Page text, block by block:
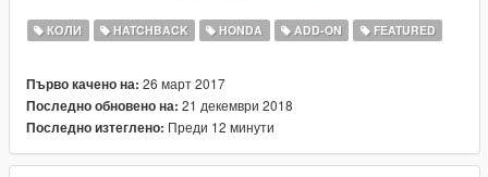
- Support Paintjobs
- Template
=Rims Pack=
More liveries:
[Itasha]めぐみん仕様
КОЛИ HATCHBACK HONDA ADD-ON FEATURED
Първо качено на: 26 март 2017
Последно обновено на: 21 декември 2018
Последно изтеглено: Преди 12 минути